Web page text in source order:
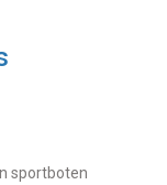
sportboten